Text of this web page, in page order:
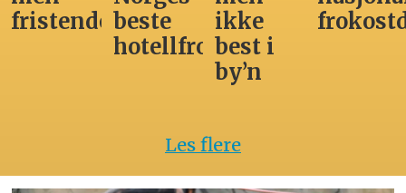
fristende beste
hotellfrokost
ikke
best i
by’n
Les flere